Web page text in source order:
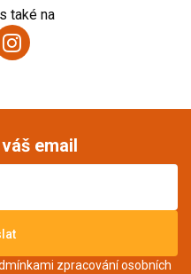
také na
email
zpracování osobních